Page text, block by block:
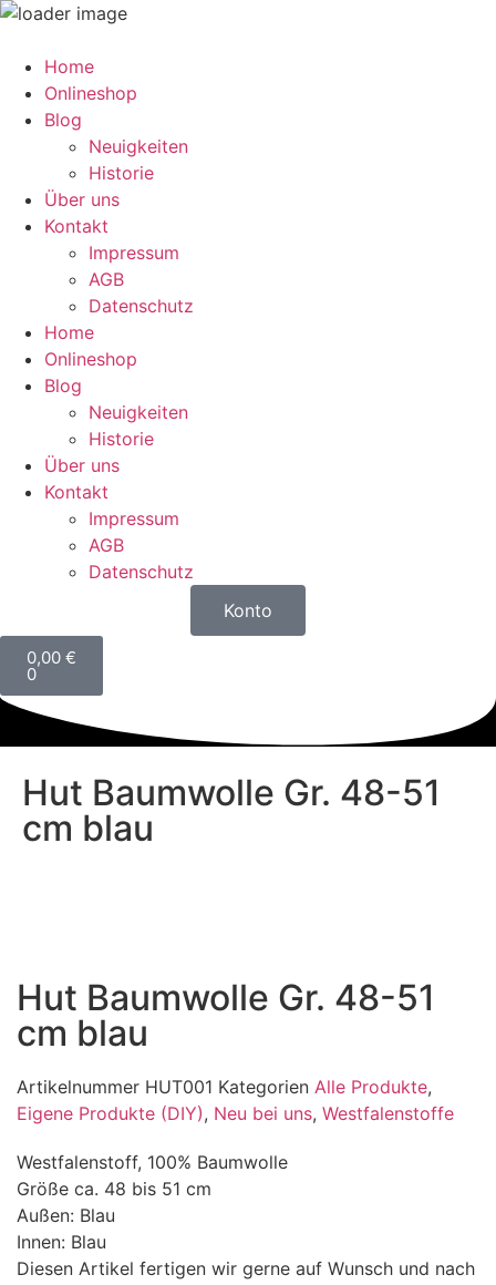
Home
Onlineshop
Blog
Neuigkeiten
Historie
Über uns
Kontakt
Impressum
AGB
Datenschutz
Home
Onlineshop
Blog
Neuigkeiten
Historie
Über uns
Kontakt
Impressum
AGB
Datenschutz
Konto
0,00 €
0
Hut Baumwolle Gr. 48-51
cm blau
Hut Baumwolle Gr. 48-51
cm blau
Artikelnummer HUT001 Kategorien Alle Produkte,
Eigene Produkte (DIY), Neu bei uns, Westfalenstoffe
Westfalenstoff, 100% Baumwolle
Größe ca. 48 bis 51 cm
Außen: Blau
Innen: Blau
Diesen Artikel fertigen wir gerne auf Wunsch und nach